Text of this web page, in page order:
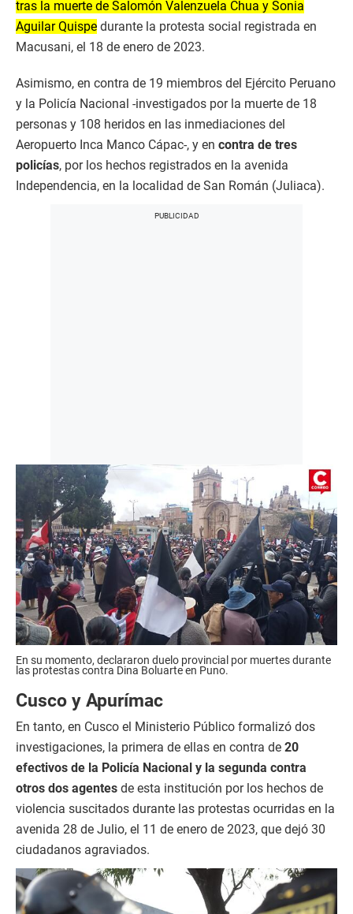
tras la muerte de Salomón Valenzuela Chua y Sonia
Aguilar Quispe durante la protesta social registrada en
Macusani, el 18 de enero de 2023.
Asimismo, en contra de 19 miembros del Ejército Peruano
y la Policía Nacional -investigados por la muerte de 18
personas y 108 heridos en las inmediaciones del
Aeropuerto Inca Manco Cápac-, y en contra de tres
policías, por los hechos registrados en la avenida
Independencia, en la localidad de San Román (Juliaca).
En su momento, declararon duelo provincial por muertes durante
las protestas contra Dina Boluarte en Puno.
Cusco y Apurímac
En tanto, en Cusco el Ministerio Público formalizó dos
investigaciones, la primera de ellas en contra de 20
efectivos de la Policía Nacional y la segunda contra
otros dos agentes de esta institución por los hechos de
violencia suscitados durante las protestas ocurridas en la
avenida 28 de Julio, el 11 de enero de 2023, que dejó 30
ciudadanos agraviados.